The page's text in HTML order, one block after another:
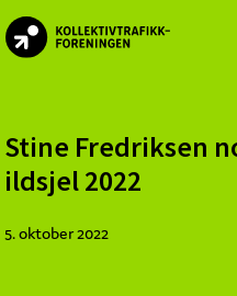
Skip
to
Skip
to
Skip
to
offentlige
aktører
planlegger,
Stine Fredriksen
ildsjel 2022
5. oktober 2022